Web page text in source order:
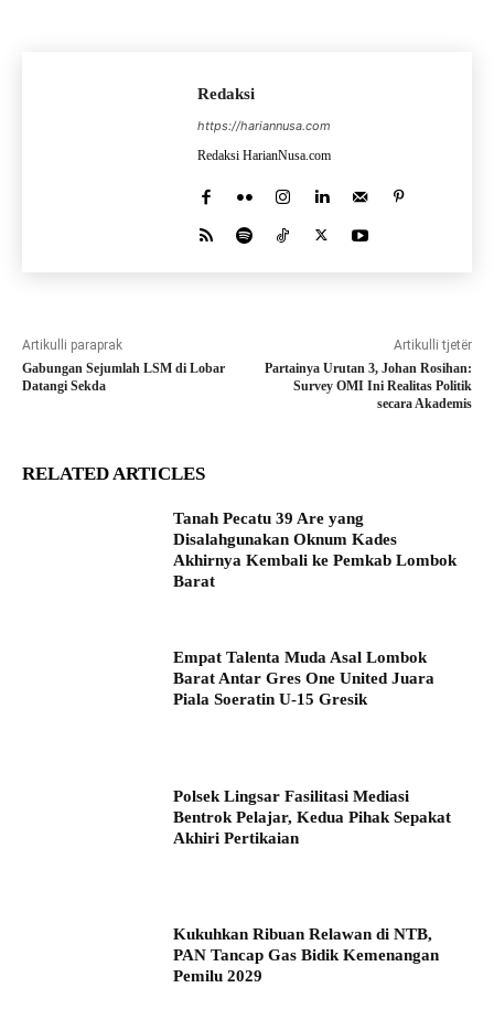
Redaksi
https://hariannusa.com
Redaksi HarianNusa.com
Artikulli paraprak
Gabungan Sejumlah LSM di Lobar
Datangi Sekda
Artikulli tjetër
Partainya Urutan 3, Johan Rosihan:
Survey OMI Ini Realitas Politik
secara Akademis
RELATED ARTICLES
Tanah Pecatu 39 Are yang
Disalahgunakan Oknum Kades
Akhirnya Kembali ke Pemkab Lombok
Barat
Empat Talenta Muda Asal Lombok
Barat Antar Gres One United Juara
Piala Soeratin U-15 Gresik
Polsek Lingsar Fasilitasi Mediasi
Bentrok Pelajar, Kedua Pihak Sepakat
Akhiri Pertikaian
Kukuhkan Ribuan Relawan di NTB,
PAN Tancap Gas Bidik Kemenangan
Pemilu 2029